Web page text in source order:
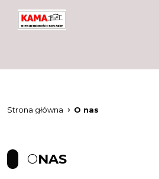
Strona główna O nas
ONAS